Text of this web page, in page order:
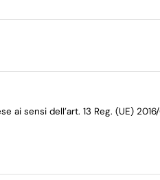
sensi dell’art. 13 Reg. (UE)